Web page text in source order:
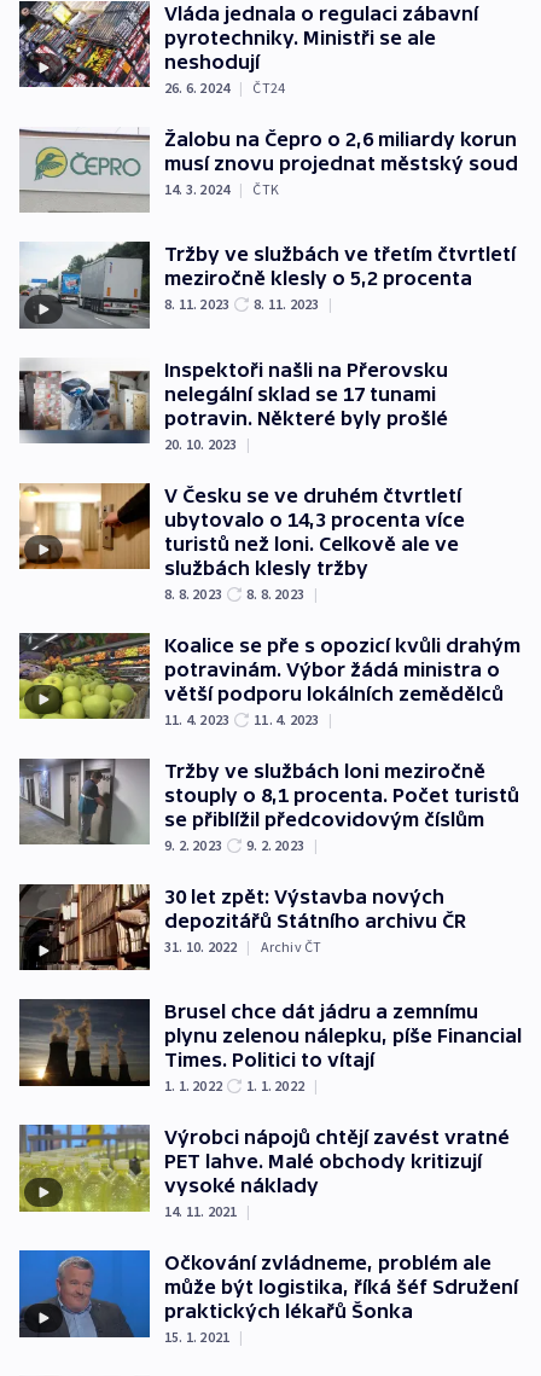
Vláda jednala o regulaci zábavní
pyrotechniky. Ministři se ale
neshodují
26. 6. 2024 | ČT24
Žalobu na Čepro o 2,6 miliardy korun
musí znovu projednat městský soud
14. 3. 2024 | ČTK
Tržby ve službách ve třetím čtvrtletí
meziročně klesly o 5,2 procenta
8. 11. 2023 8. 11. 2023 |
Inspektoři našli na Přerovsku
nelegální sklad se 17 tunami
potravin. Některé byly prošlé
20. 10. 2023 |
V Česku se ve druhém čtvrtletí
ubytovalo o 14,3 procenta více
turistů než loni. Celkově ale ve
službách klesly tržby
8. 8. 2023 8. 8. 2023 |
Koalice se pře s opozicí kvůli drahým
potravinám. Výbor žádá ministra o
větší podporu lokálních zemědělců
11. 4. 2023 11. 4. 2023 |
Tržby ve službách loni meziročně
stouply o 8,1 procenta. Počet turistů
se přiblížil předcovidovým číslům
9. 2. 2023 9. 2. 2023 |
30 let zpět: Výstavba nových
depozitářů Státního archivu ČR
31. 10. 2022 | Archiv ČT
Brusel chce dát jádru a zemnímu
plynu zelenou nálepku, píše Financial
Times. Politici to vítají
1. 1. 2022 1. 1. 2022 |
Výrobci nápojů chtějí zavést vratné
PET lahve. Malé obchody kritizují
vysoké náklady
14. 11. 2021 |
Očkování zvládneme, problém ale
může být logistika, říká šéf Sdružení
praktických lékařů Šonka
15. 1. 2021 |